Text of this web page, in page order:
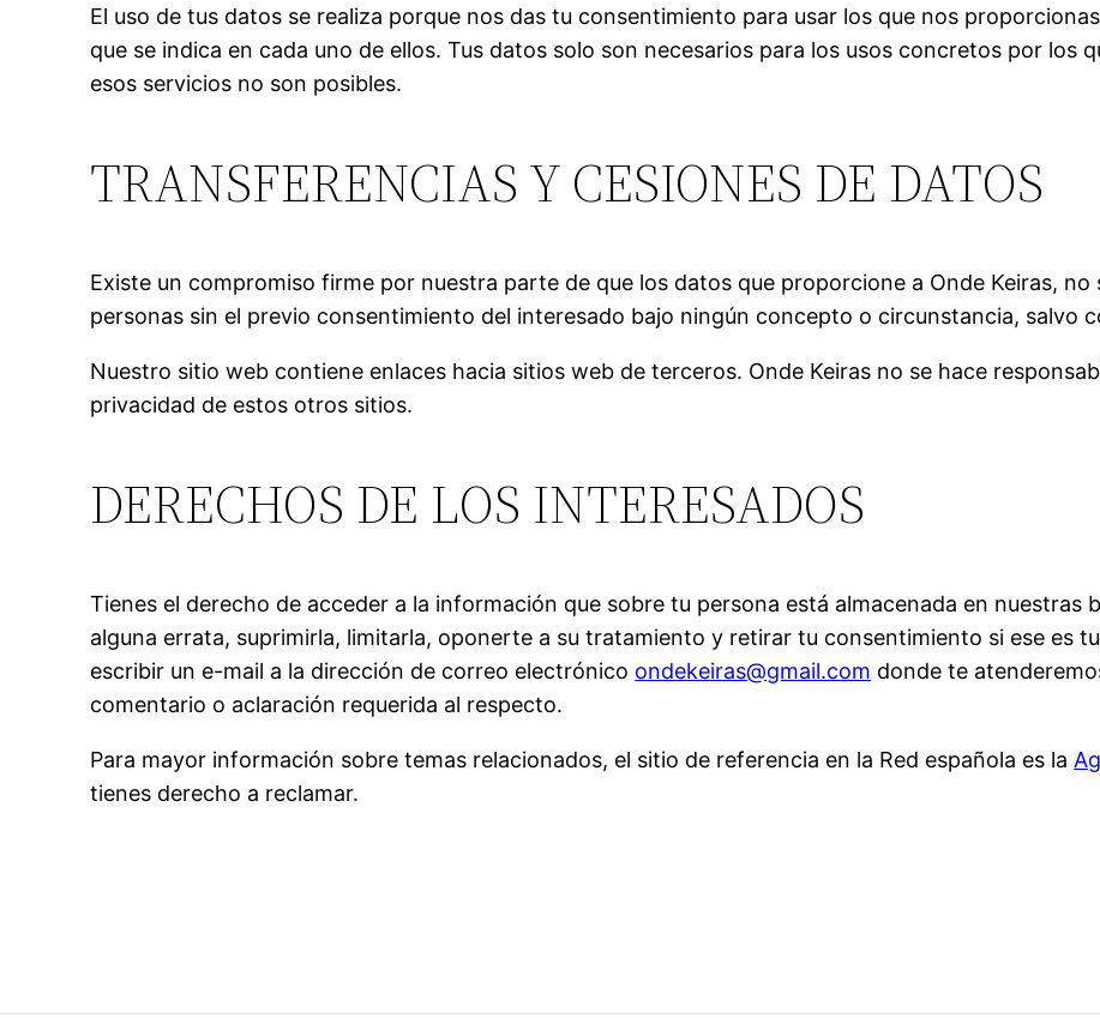
El uso de tus datos se realiza porque nos das tu consentimiento para usar los que nos
que se indica en cada uno de ellos. Tus datos solo son necesarios para los usos concretos por los
esos servicios no son posibles.
TRANSFERENCIAS Y CESIONES DE DATOS
Existe un compromiso firme por nuestra parte de que los datos que proporcione a Onde Keiras,
personas sin el previo consentimiento del interesado bajo ningún concepto o circunstancia, salvo
Nuestro sitio web contiene enlaces hacia sitios web de terceros. Onde Keiras no se hace
privacidad de estos otros sitios.
DERECHOS DE LOS INTERESADOS
Tienes el derecho de acceder a la información que sobre tu persona está almacenada en nuestras
alguna errata, suprimirla, limitarla, oponerte a su tratamiento y retirar tu consentimiento si ese es
escribir un e-mail a la dirección de correo electrónico ondekeiras@gmail.com donde te
comentario o aclaración requerida al respecto.
Para mayor información sobre temas relacionados, el sitio de referencia en la Red española es la
tienes derecho a reclamar.
algunas
funcionalidades
desaparecerán
Marketing
Al compartir tus
mientras visitas
nuestro sitio,
aumentas la
ver contenido y